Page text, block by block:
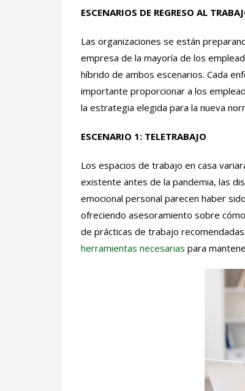
ESCENARIOS DE REGRESO AL
Las organizaciones se están
empresa de la mayoría de los
híbrido de ambos escenarios. Cada
importante proporcionar a los
la estrategia elegida para la nueva
ESCENARIO 1: TELETRABAJO
Los espacios de trabajo en casa
existente antes de la pandemia, las
emocional personal parecen haber
ofreciendo asesoramiento sobre
de prácticas de trabajo
herramientas necesarias para